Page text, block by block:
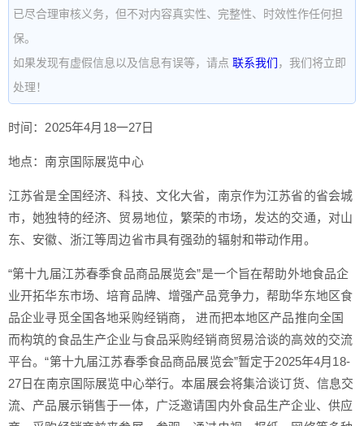
已尽合理审核义务，但不对内容真实性、完整性、时效性作任何担
保。
如果发现有虚假信息以及信息有误等，请点 联系我们 ，我们将立即
处理！
时间：2025年4月18一27日
地点：南京国际展览中心
江苏省是全国经济、科技、文化大省，南京作为江苏省的省会城
市，她独特的经济、贸易地位，繁荣的市场，发达的交通，对山
东、安徽、浙江等周边省市具有强劲的辐射和带动作用。
“第十九届江苏春季食品商品展览会”是一个旨在帮助外地食品企
业开拓华东市场、培育品牌、增强产品竞争力，帮助华东地区食
品企业寻觅全国各地采购经销商， 进而把本地区产品推向全国
而构筑的食品生产企业与食品采购经销商贸易洽谈的高效的交流
平台。“第十九届江苏春季食品商品展览会”暂定于2025年4月18-
27日在南京国际展览中心举行。本届展会将集洽谈订货、信息交
流、产品展示销售于一体，广泛邀请国内外食品生产企业、供应